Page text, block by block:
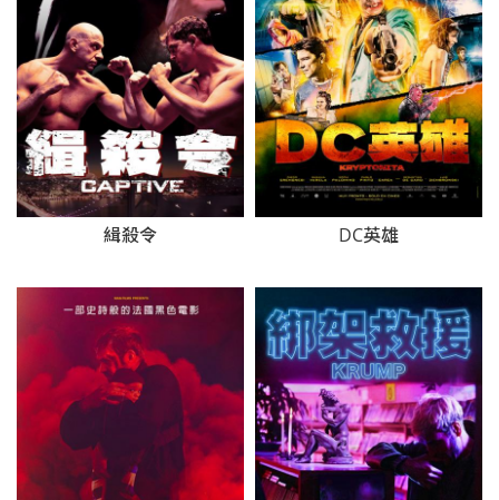
緝殺令 DC英雄